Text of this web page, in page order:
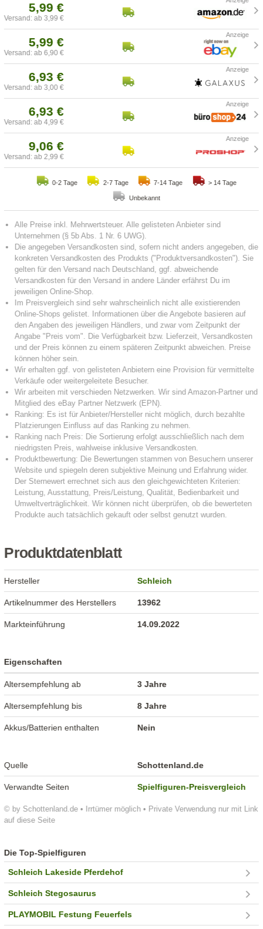
5,99 €
Versand: ab 3,99 €
5,99 €
Versand: ab 6,90 €
6,93 €
Versand: ab 3,00 €
6,93 €
Versand: ab 4,99 €
9,06 €
Versand: ab 2,99 €
0-2 Tage 2-7 Tage 7-14 Tage > 14 Tage
Unbekannt
Produktdatenblatt
© by Schottenland.de • Irrtümer möglich • Private Verwendung nur mit Link
auf diese Seite
Hersteller Schleich
Artikelnummer des Herstellers 13962
Markteinführung 14.09.2022
Eigenschaften
Altersempfehlung ab 3 Jahre
Altersempfehlung bis 8 Jahre
Akkus/Batterien enthalten Nein
Quelle Schottenland.de
Verwandte Seiten Spielfiguren-Preisvergleich
Die Top-Spielfiguren
Schleich Lakeside Pferdehof
Schleich Stegosaurus
PLAYMOBIL Festung Feuerfels